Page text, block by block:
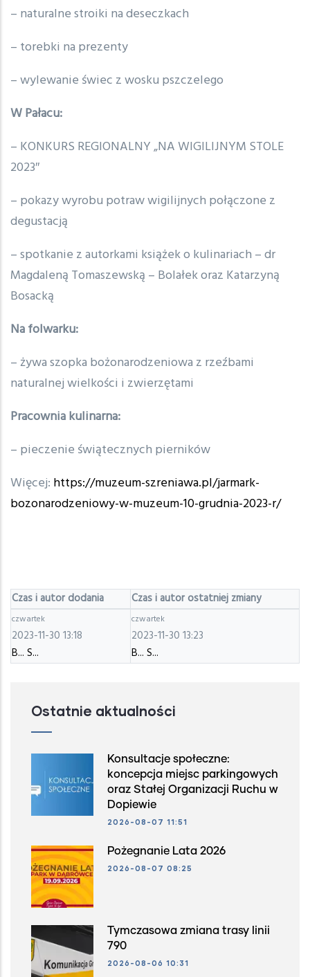
– naturalne stroiki na deseczkach
– torebki na prezenty
– wylewanie świec z wosku pszczelego
W Pałacu:
– KONKURS REGIONALNY „NA WIGILIJNYM STOLE
2023″
– pokazy wyrobu potraw wigilijnych połączone z
degustacją
– spotkanie z autorkami książek o kulinariach – dr
Magdaleną Tomaszewską – Bolałek oraz Katarzyną
Bosacką
Na folwarku:
– żywa szopka bożonarodzeniowa z rzeźbami
naturalnej wielkości i zwierzętami
Pracownia kulinarna:
– pieczenie świątecznych pierników
Więcej: https://muzeum-szreniawa.pl/jarmark-
bozonarodzeniowy-w-muzeum-10-grudnia-2023-r/
Czas i autor dodania Czas i autor ostatniej zmiany
czwartek
2023-11-30 13:18
B... S...
czwartek
2023-11-30 13:23
B... S...
Ostatnie aktualności
Konsultacje społeczne:
koncepcja miejsc parkingowych
oraz Stałej Organizacji Ruchu w
Dopiewie
2026-08-07 11:51
Pożegnanie Lata 2026
2026-08-07 08:25
Tymczasowa zmiana trasy linii
790
2026-08-06 10:31